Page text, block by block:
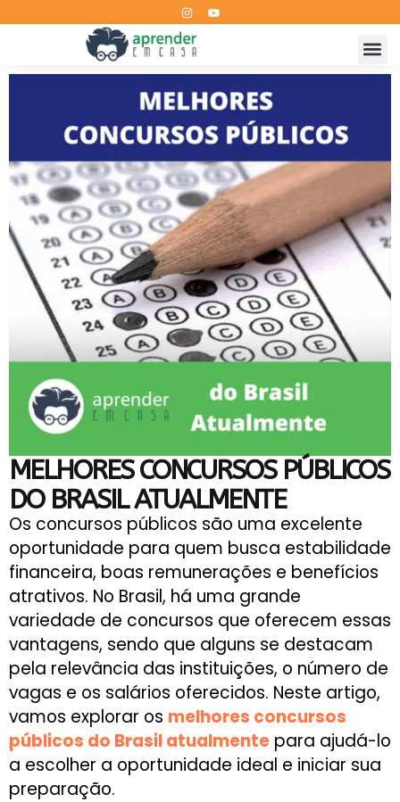
MELHORES CONCURSOS PÚBLICOS
DO BRASIL ATUALMENTE
Os concursos públicos são uma excelente
oportunidade para quem busca estabilidade
financeira, boas remunerações e benefícios
atrativos. No Brasil, há uma grande
variedade de concursos que oferecem essas
vantagens, sendo que alguns se destacam
pela relevância das instituições, o número de
vagas e os salários oferecidos. Neste artigo,
vamos explorar os melhores concursos
públicos do Brasil atualmente para ajudá-lo
a escolher a oportunidade ideal e iniciar sua
preparação.